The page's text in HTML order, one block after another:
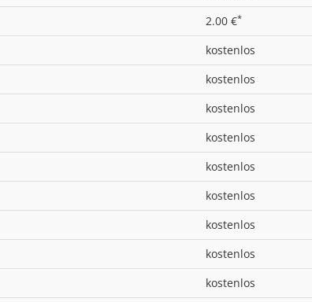
2.00 €*
kostenlos
kostenlos
kostenlos
kostenlos
kostenlos
kostenlos
kostenlos
kostenlos
kostenlos